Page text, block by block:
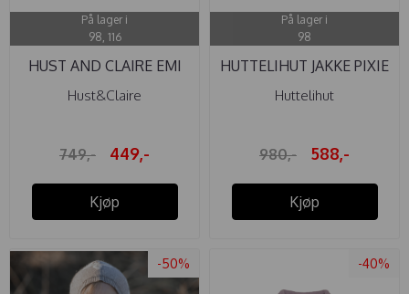
På lager i
98, 116
HUST AND CLAIRE EMI
ULL JAKKE ...
Hust&Claire
749,- 449,-
Kjøp
På lager i
98
HUTTELIHUT JAKKE PIXIE
ULL ...
Huttelihut
980,- 588,-
Kjøp
-50% -40%